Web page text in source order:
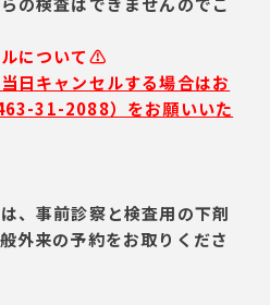
について⚠
日キャンセルする場合はお
31-2088）をお願いいた
、事前診察と検査用の下剤
外来の予約をお取りくださ